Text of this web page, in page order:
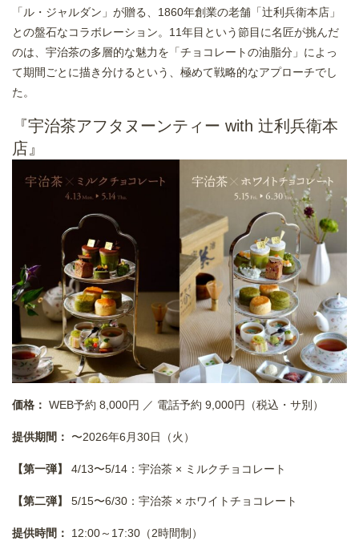
「ル・ジャルダン」が贈る、1860年創業の老舗「辻利兵衛本店」
との盤石なコラボレーション。11年目という節目に名匠が挑んだ
のは、宇治茶の多層的な魅力を「チョコレートの油脂分」によっ
て期間ごとに描き分けるという、極めて戦略的なアプローチでし
た。
『宇治茶アフタヌーンティー with 辻利兵衛本
店』
価格： WEB予約 8,000円 ／ 電話予約 9,000円（税込・サ別）
提供期間： 〜2026年6月30日（火）
【第一弾】 4/13〜5/14：宇治茶 × ミルクチョコレート
【第二弾】 5/15〜6/30：宇治茶 × ホワイトチョコレート
提供時間： 12:00～17:30（2時間制）